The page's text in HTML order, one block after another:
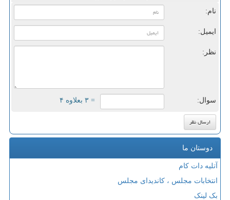
نام:
ایمیل:
نظر:
سوال: = ۳ بعلاوه ۴
دوستان ما
آتلیه دات کام
انتخابات مجلس ، کاندیدای مجلس
بک لینک